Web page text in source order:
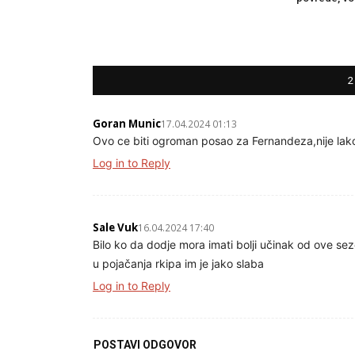
2
Goran Munic17.04.2024 01:13
Ovo ce biti ogroman posao za Fernandeza,nije
Log in to Reply
Sale Vuk16.04.2024 17:40
Bilo ko da dodje mora imati bolji učinak od ove
u pojačanja rkipa im je jako slaba
Log in to Reply
POSTAVI ODGOVOR